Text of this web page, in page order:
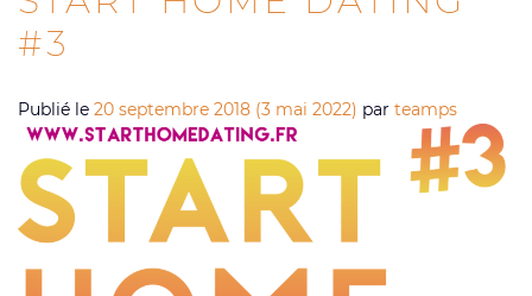
#3
Publié le 20 septembre 2018 (3 mai 2022) par teamps